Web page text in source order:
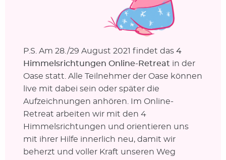
P.S. Am 28./29 August 2021 findet das 4
Himmelsrichtungen Online-Retreat in der
Oase statt. Alle Teilnehmer der Oase können
live mit dabei sein oder später die
Aufzeichnungen anhören. Im Online-
Retreat arbeiten wir mit den 4
Himmelsrichtungen und orientieren uns
mit ihrer Hilfe innerlich neu, damit wir
beherzt und voller Kraft unseren Weg